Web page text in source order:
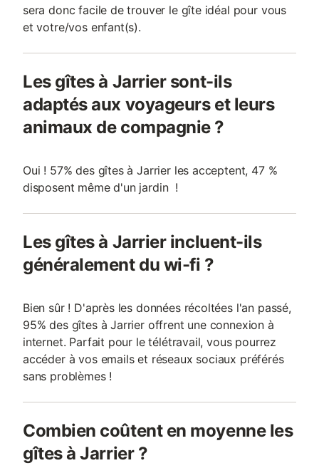
sera donc facile de trouver le gîte idéal pour vous
et votre/vos enfant(s).
Les gîtes à Jarrier sont-ils
adaptés aux voyageurs et leurs
animaux de compagnie ?
Oui ! 57% des gîtes à Jarrier les acceptent, 47 %
disposent même d'un jardin !
Les gîtes à Jarrier incluent-ils
généralement du wi-fi ?
Bien sûr ! D'après les données récoltées l'an passé,
95% des gîtes à Jarrier offrent une connexion à
internet. Parfait pour le télétravail, vous pourrez
accéder à vos emails et réseaux sociaux préférés
sans problèmes !
Combien coûtent en moyenne les
gîtes à Jarrier ?